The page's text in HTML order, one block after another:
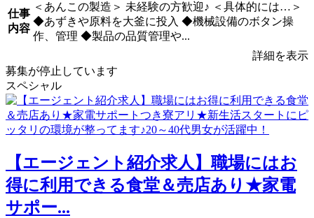
仕事
内容
＜あんこの製造＞ 未経験の方歓迎♪ ＜具体的には…＞
◆あずきや原料を大釜に投入 ◆機械設備のボタン操
作、管理 ◆製品の品質管理や...
詳細を表示
募集が停止しています
スペシャル
【エージェント紹介求人】職場にはお
得に利用できる食堂＆売店あり★家電
サポー...